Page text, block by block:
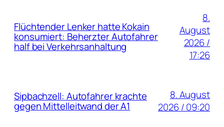
Flüchtender Lenker hatte Kokain
konsumiert: Beherzter Autofahrer
half bei Verkehrsanhaltung
8.
August
2026 /
17:26
Sipbachzell: Autofahrer krachte
gegen Mittelleitwand der A1
8. August
2026 / 09:20